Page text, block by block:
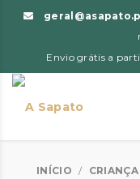
Envio grátis a
INÍCIO / CRIANÇA